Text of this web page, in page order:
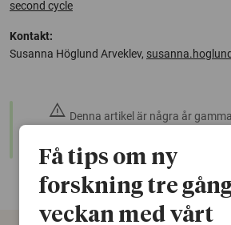
second cycle
Kontakt:
Susanna Höglund Arveklev,
warning Denna artikel är några år
sökfunktion!
Få tips om ny
forskning tre
veckan med vårt